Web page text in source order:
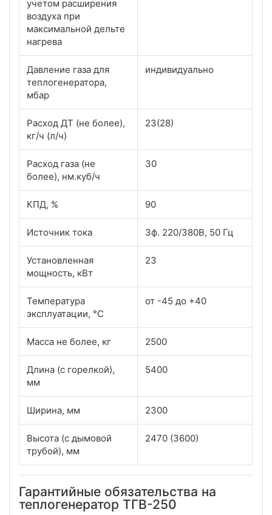
учетом расширения
воздуха при
максимальной дельте
нагрева
Давление газа для
теплогенератора,
мбар
индивидуально
Расход ДТ (не более),
кг/ч (л/ч)
23(28)
Расход газа (не
более), нм.куб/ч
30
КПД, % 90
Источник тока 3ф. 220/380В, 50 Гц
Установленная
мощность, кВт
23
Температура
эксплуатации, °С
от -45 до +40
Масса не более, кг 2500
Длина (с горелкой),
мм
5400
Ширина, мм 2300
Высота (с дымовой
трубой), мм
2470 (3600)
Гарантийные обязательства на
теплогенератор ТГВ-250